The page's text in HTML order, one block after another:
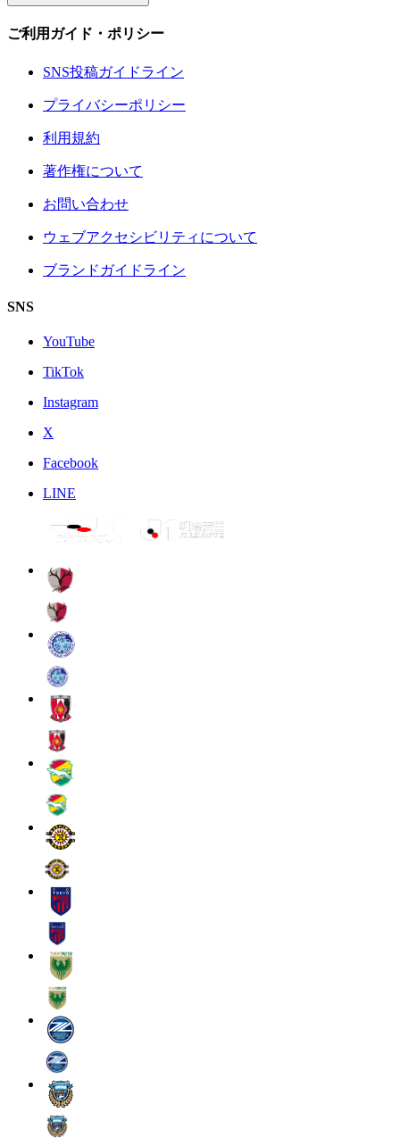
ご利用ガイド・ポリシー
SNS投稿ガイドライン
プライバシーポリシー
利用規約
著作権について
お問い合わせ
ウェブアクセシビリティについて
ブランドガイドライン
SNS
YouTube
TikTok
Instagram
X
Facebook
LINE